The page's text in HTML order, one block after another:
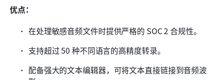
优点：
在处理敏感音频文件时提供严格的 SOC 2 合规性。
支持超过 50 种不同语言的高精度转录。
配备强大的文本编辑器，可将文本直接链接到音频波